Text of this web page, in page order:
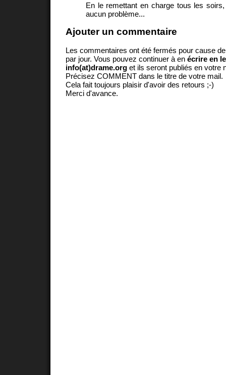
En le remettant en charge tous les
aucun problème...
Ajouter un commentaire
Les commentaires ont été fermés pour cause
par jour. Vous pouvez continuer à en écrire en
info(at)drame.org et ils seront publiés en votre
Précisez COMMENT dans le titre de votre mail.
Cela fait toujours plaisir d'avoir des retours ;-)
Merci d'avance.